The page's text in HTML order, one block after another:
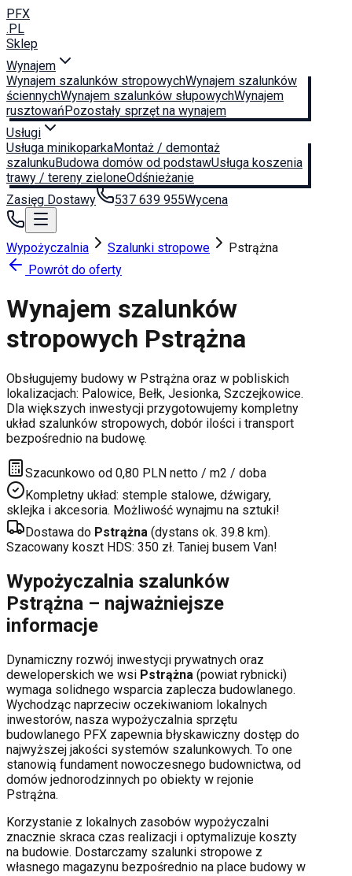
PFX
.PL
Sklep
Wynajem
Wynajem szalunków stropowychWynajem szalunków
ściennychWynajem szalunków słupowychWynajem
rusztowańPozostały sprzęt na wynajem
Usługi
Usługa minikoparkaMontaż / demontaż
szalunkuBudowa domów od podstawUsługa koszenia
trawy / tereny zieloneOdśnieżanie
Zasięg Dostawy
537 639 955Wycena
Wypożyczalnia Szalunki stropowe
Pstrążna
Powrót do oferty
Wynajem szalunków
stropowych Pstrążna
Obsługujemy budowy w Pstrążna oraz w pobliskich
lokalizacjach: Palowice, Bełk, Jesionka, Szczejkowice.
Dla większych inwestycji przygotowujemy kompletny
układ szalunków stropowych, dobór ilości i transport
bezpośrednio na budowę.
Szacunkowo od 0,80 PLN netto / m2 / doba
Kompletny układ: stemple stalowe, dźwigary,
sklejka i akcesoria. Możliwość wynajmu na sztuki!
Dostawa do Pstrążna (dystans ok. 39.8 km).
Szacowany koszt HDS: 350 zł. Taniej busem Van!
Wypożyczalnia szalunków
Pstrążna – najważniejsze
informacje
Dynamiczny rozwój inwestycji prywatnych oraz
deweloperskich we wsi Pstrążna (powiat rybnicki)
wymaga solidnego wsparcia zaplecza budowlanego.
Wychodząc naprzeciw oczekiwaniom lokalnych
inwestorów, nasza wypożyczalnia sprzętu
budowlanego PFX zapewnia błyskawiczny dostęp do
najwyższej jakości systemów szalunkowych. To one
stanowią fundament nowoczesnego budownictwa, od
domów jednorodzinnych po obiekty w rejonie
Pstrążna.
Korzystanie z lokalnych zasobów wypożyczalni
znacznie skraca czas realizacji i optymalizuje koszty
na budowie. Dostarczamy szalunki stropowe z
własnego magazynu bezpośrednio na place budowy w